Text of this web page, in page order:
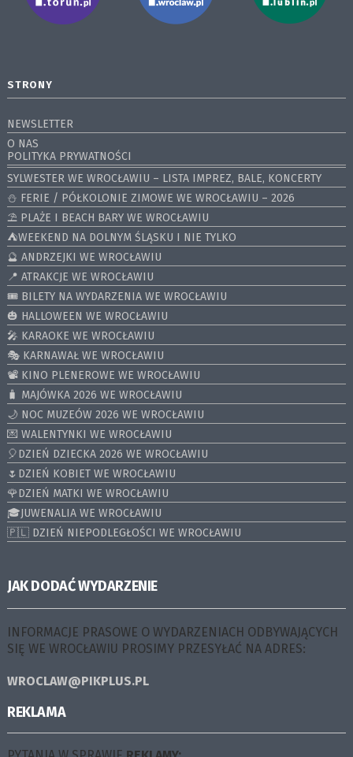
STRONY
NEWSLETTER
O NAS
POLITYKA PRYWATNOŚCI
SYLWESTER WE WROCŁAWIU – LISTA IMPREZ, BALE, KONCERTY
⛄️ FERIE / PÓŁKOLONIE ZIMOWE WE WROCŁAWIU – 2026
⛱️ PLAŻE I BEACH BARY WE WROCŁAWIU
⛺️WEEKEND NA DOLNYM ŚLĄSKU I NIE TYLKO
🔮 ANDRZEJKI WE WROCŁAWIU
📍 ATRAKCJE WE WROCŁAWIU
🎟️ BILETY NA WYDARZENIA WE WROCŁAWIU
🎃 HALLOWEEN WE WROCŁAWIU
🎤 KARAOKE WE WROCŁAWIU
🎭 KARNAWAŁ WE WROCŁAWIU
📽️ KINO PLENEROWE WE WROCŁAWIU
🧳 MAJÓWKA 2026 WE WROCŁAWIU
🌙 NOC MUZEÓW 2026 WE WROCŁAWIU
💌 WALENTYNKI WE WROCŁAWIU
🎈DZIEŃ DZIECKA 2026 WE WROCŁAWIU
🌷DZIEŃ KOBIET WE WROCŁAWIU
🌹DZIEŃ MATKI WE WROCŁAWIU
🎓JUWENALIA WE WROCŁAWIU
🇵🇱 DZIEŃ NIEPODLEGŁOŚCI WE WROCŁAWIU
JAK DODAĆ WYDARZENIE
INFORMACJE PRASOWE O WYDARZENIACH ODBYWAJĄCYCH
SIĘ WE WROCŁAWIU PROSIMY PRZESYŁAĆ NA ADRES:
WROCLAW@PIKPLUS.PL
REKLAMA